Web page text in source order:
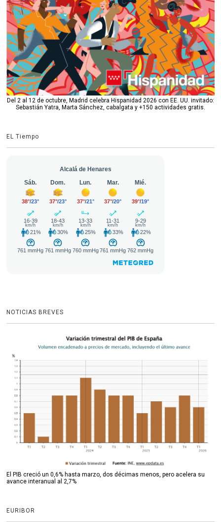
Del 2 al 12 de octubre, Madrid celebra Hispanidad 2026 con EE. UU. invitado:
Sebastián Yatra, Marta Sánchez, cabalgata y +150 actividades gratis.
EL Tiempo
NOTICIAS BREVES
El PIB creció un 0,6% hasta marzo, dos décimas menos, pero acelera su
avance interanual al 2,7%
EURIBOR